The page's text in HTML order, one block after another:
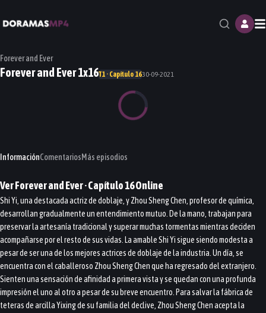
Forever and Ever
Forever and Ever 1x16T1 · Capítulo 1630-09-2021
InformaciónComentariosMás episodios
VerForever and Ever· Capítulo16Online
Shi Yi, una destacada actriz de doblaje, y Zhou Sheng Chen, profesor de química,
desarrollan gradualmente un entendimiento mutuo. De la mano, trabajan para
preservar la artesanía tradicional y superar muchas tormentas mientras deciden
acompañarse por el resto de sus vidas. La amable Shi Yi sigue siendo modesta a
pesar de ser una de los mejores actrices de doblaje de la industria. Un día, se
encuentra con el caballeroso Zhou Sheng Chen que ha regresado del extranjero.
Sienten una sensación de afinidad a primera vista y se quedan con una profunda
impresión el uno al otro a pesar de su breve encuentro. Para salvar la fábrica de
teteras de arcilla Yixing de su familia del declive, Zhou Sheng Chen acepta la